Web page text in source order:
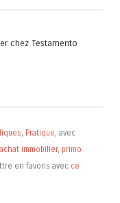
chez Testamento
Pratique , avec
immobilier, primo
en favoris avec ce